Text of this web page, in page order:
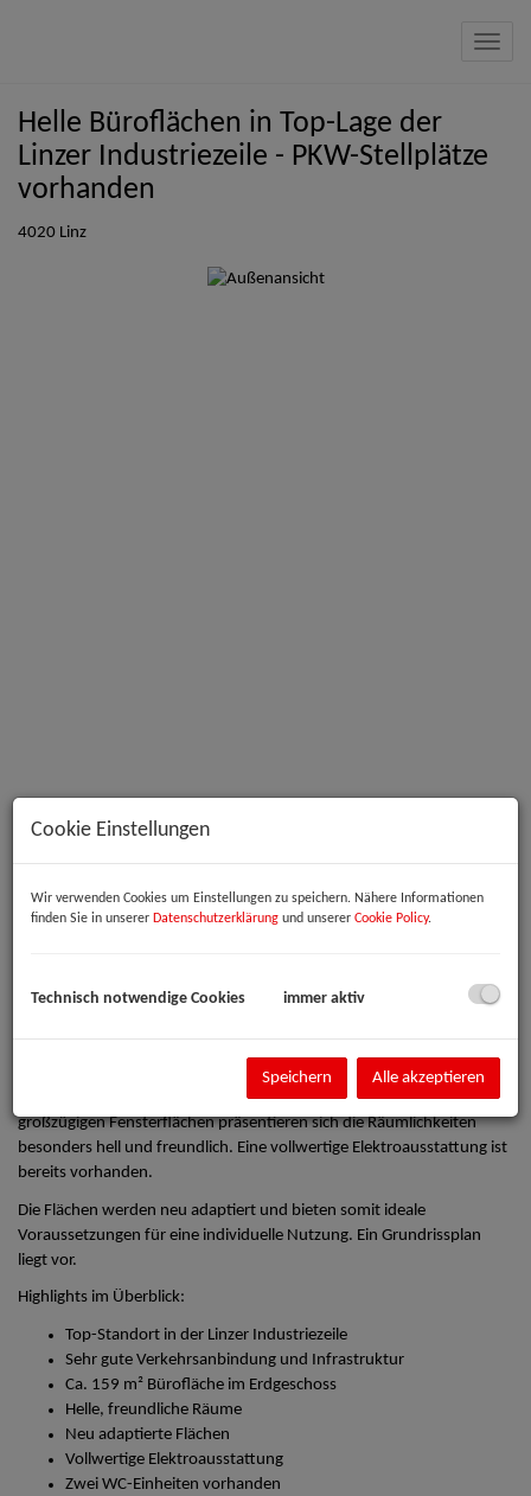
Helle Büroflächen in Top-Lage der
Linzer Industriezeile - PKW-Stellplätze
vorhanden
4020 Linz
Beschreibung
Wirtschaftsstandort mit ausgezeichneter Verkehrsanbindung und
optimaler Infrastruktur.
Die Büroflächen befinden sich im Erdgeschoss eines gepflegten
Bürogebäudes und bieten eine Nutzfläche von ca. 159 m². Durch die
großzügigen Fensterflächen präsentieren sich die Räumlichkeiten
besonders hell und freundlich. Eine vollwertige Elektroausstattung ist
bereits vorhanden.
Die Flächen werden neu adaptiert und bieten somit ideale
Voraussetzungen für eine individuelle Nutzung. Ein Grundrissplan
liegt vor.
Highlights im Überblick:
Top-Standort in der Linzer Industriezeile
Sehr gute Verkehrsanbindung und Infrastruktur
Ca. 159 m² Bürofläche im Erdgeschoss
Helle, freundliche Räume
Neu adaptierte Flächen
Vollwertige Elektroausstattung
Zwei WC-Einheiten vorhanden
Cookie Einstellungen
Wir verwenden Cookies um Einstellungen zu speichern. Nähere Informationen
finden Sie in unserer Datenschutzerklärung und unserer Cookie Policy.
Technisch notwendige Cookies immer aktiv
Speichern Alle akzeptieren